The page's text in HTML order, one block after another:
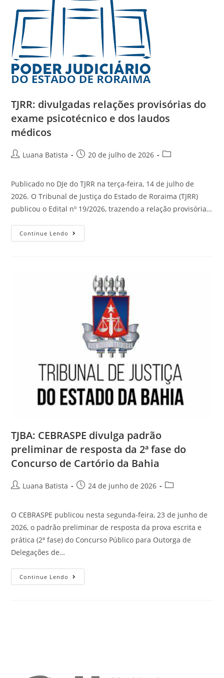
TJRR: divulgadas relações provisórias do
exame psicotécnico e dos laudos
médicos
Luana Batista 20 de julho de 2026
Publicado no DJe do TJRR na terça-feira, 14 de julho de
2026. O Tribunal de Justiça do Estado de Roraima (TJRR)
publicou o Edital nº 19/2026, trazendo a relação provisória…
Continue Lendo
TJBA: CEBRASPE divulga padrão
preliminar de resposta da 2ª fase do
Concurso de Cartório da Bahia
Luana Batista 24 de junho de 2026
O CEBRASPE publicou nesta segunda-feira, 23 de junho de
2026, o padrão preliminar de resposta da prova escrita e
prática (2ª fase) do Concurso Público para Outorga de
Delegações de…
Continue Lendo